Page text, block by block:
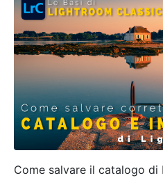
Come salvare il catalogo